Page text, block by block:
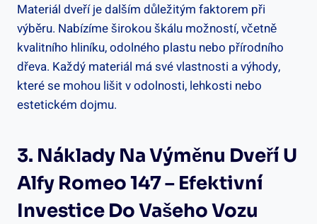
Materiál dveří je dalším důležitým faktorem při
výběru. Nabízíme širokou škálu možností, včetně
kvalitního hliníku, odolného plastu nebo přírodního
dřeva. Každý materiál má své vlastnosti a výhody,
které se mohou lišit v odolnosti, lehkosti nebo
estetickém dojmu.
3. Náklady Na Výměnu Dveří U
Alfy Romeo 147 – Efektivní
Investice Do Vašeho Vozu